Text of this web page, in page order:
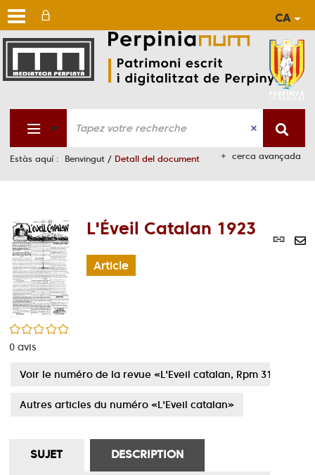
CA
Aller
au
Aller
au
Aller
à
la
cerca avançada
Estàs aquí : Benvingut / Detall del document
/5
0 avis
L'Éveil Catalan 1923
Article
Voir le numéro de la revue «L'Eveil catalan, Rpm 319 , Rpm
Autres articles du numéro «L'Eveil catalan»
SUJET DESCRIPTION